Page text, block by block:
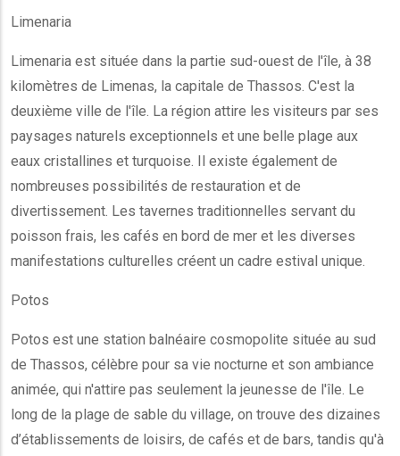
Limenaria
Limenaria est située dans la partie sud-ouest de l'île, à 38
kilomètres de Limenas, la capitale de Thassos. C'est la
deuxième ville de l'île. La région attire les visiteurs par ses
paysages naturels exceptionnels et une belle plage aux
eaux cristallines et turquoise. Il existe également de
nombreuses possibilités de restauration et de
divertissement. Les tavernes traditionnelles servant du
poisson frais, les cafés en bord de mer et les diverses
manifestations culturelles créent un cadre estival unique.
Potos
Potos est une station balnéaire cosmopolite située au sud
de Thassos, célèbre pour sa vie nocturne et son ambiance
animée, qui n'attire pas seulement la jeunesse de l'île. Le
long de la plage de sable du village, on trouve des dizaines
d’établissements de loisirs, de cafés et de bars, tandis qu'à